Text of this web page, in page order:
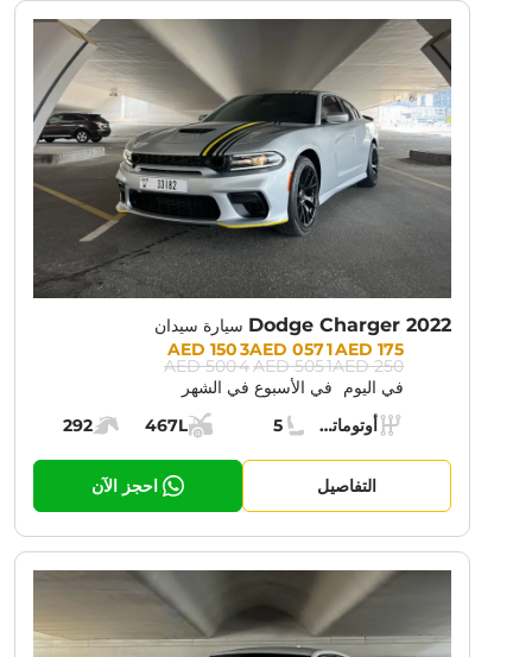
Dodge Charger 2022 سيارة سيدان
PROMOTION:
30% OFF
Prices:
175 AED
250 AED
في اليوم
1 057 AED
1 505 AED
في الأسبوع
3 150 AED
4 500 AED
في الشهر
Specs:ناقل الحركة:
أوتوماتيك (AT)
مقاعد:
5
مساحة الشحن:
467L
قوة المحرك:
292
التفاصيل احجز الآن